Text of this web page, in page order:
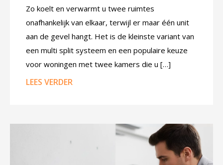
Zo koelt en verwarmt u twee ruimtes
onafhankelijk van elkaar, terwijl er maar één unit
aan de gevel hangt. Het is de kleinste variant van
een multi split systeem en een populaire keuze
voor woningen met twee kamers die u […]
LEES VERDER